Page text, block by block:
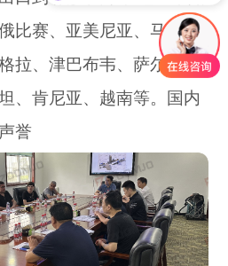
比赛、亚美尼亚、马来西
拉、津巴布韦、萨尔瓦、
、肯尼亚、越南等。国内
誉